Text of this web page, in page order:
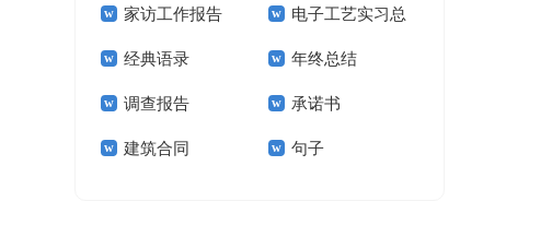
(15篇) 报告
家访工作报告 电子工艺实习总
结15篇
经典语录 年终总结
调查报告 承诺书
建筑合同 句子